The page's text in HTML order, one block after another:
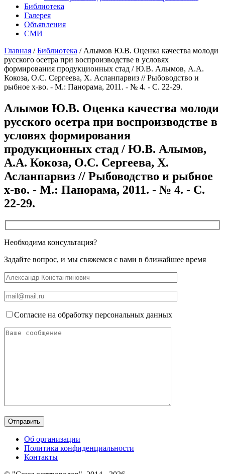
Библиотека
Галерея
Объявления
СМИ
Главная /Библиотека / Алымов Ю.В. Оценка качества молоди
русского осетра при воспроизводстве в условях
формирования продукционных стад / Ю.В. Алымов, А.А.
Кокоза, О.С. Сергеева, Х. Асланпарвиз // Рыбоводство и
рыбное х-во. - М.: Панорама, 2011. - № 4. - С. 22-29.
Алымов Ю.В. Оценка качества молоди
русского осетра при воспроизводстве в
условях формирования
продукционных стад / Ю.В. Алымов,
А.А. Кокоза, О.С. Сергеева, Х.
Асланпарвиз // Рыбоводство и рыбное
х-во. - М.: Панорама, 2011. - № 4. - С.
22-29.
Необходима консультация?
Задайте вопрос, и мы свяжемся с вами в ближайшее время
Согласие на обработку персональных данных
Об организации
Политика конфиденциальности
Контакты